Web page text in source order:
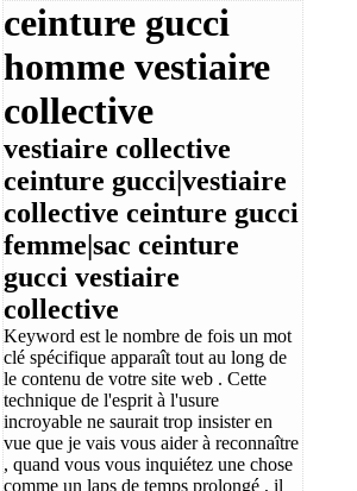
ceinture gucci
homme vestiaire
collective
vestiaire collective
ceinture gucci|vestiaire
collective ceinture gucci
femme|sac ceinture
gucci vestiaire
collective
Keyword est le nombre de fois un mot
clé spécifique apparaît tout au long de
le contenu de votre site web . Cette
technique de l'esprit à l'usure
incroyable ne saurait trop insister en
vue que je vais vous aider à reconnaître
, quand vous vous inquiétez une chose
comme un laps de temps prolongé , il